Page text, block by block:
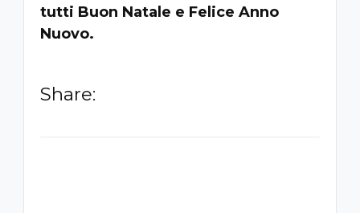
tutti Buon Natale e Felice Anno
Nuovo.
Share: